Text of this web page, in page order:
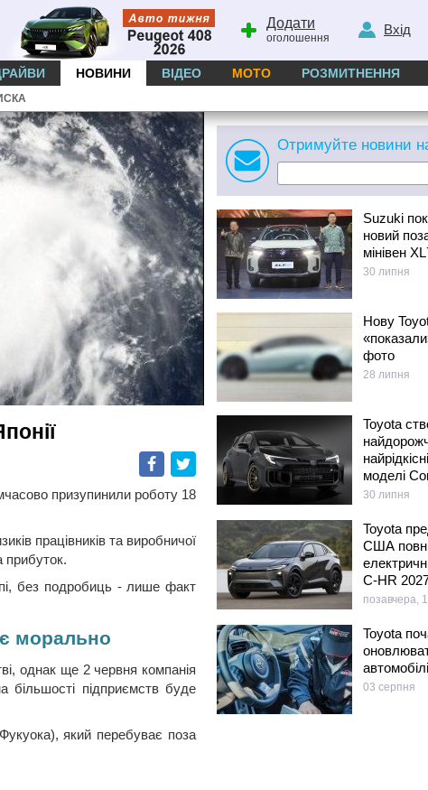
Додати
оголошення
Вхід
НОВИНИ ВІДЕО МОТО РОЗМИТНЕННЯ
Facebook
Twitter
призупинили роботу 18
працівників та виробничої
прибуток.
без подробиць - лише факт
морально
однак ще 2 червня компанія
більшості підприємств буде
який перебуває поза
Отримуйте новини
Suzuki
новий
мінівен
30 липня
Нову
фото
28 липня
Toyota
моделі
30 липня
Toyota
США
C-HR
позавчера,
Toyota
автомобілі
03 серпня